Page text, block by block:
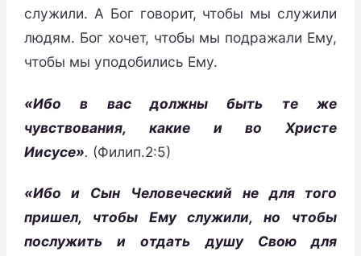
служили. А Бог говорит, чтобы мы служили
людям. Бог хочет, чтобы мы подражали Ему,
чтобы мы уподобились Ему.
«Ибо в вас должны быть те же
чувствования, какие и во Христе
Иисусе». (Филип.2:5)
«Ибо и Сын Человеческий не для того
пришел, чтобы Ему служили, но чтобы
послужить и отдать душу Свою для